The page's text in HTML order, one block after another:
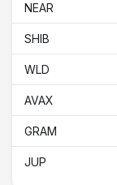
NEAR
SHIB
WLD
AVAX
GRAM
JUP